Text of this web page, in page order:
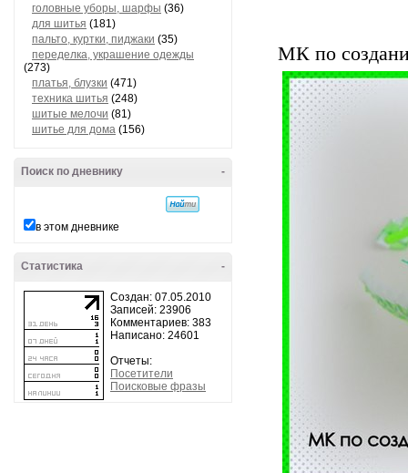
головные уборы, шарфы (36)
для шитья (181)
пальто, куртки, пиджаки (35)
переделка, украшение одежды
(273)
платья, блузки (471)
техника шитья (248)
шитые мелочи (81)
шитье для дома (156)
-
Поиск по дневнику
в этом дневнике
-
Статистика
Создан: 07.05.2010
Записей: 23906
Комментариев: 383
Написано: 24601
Отчеты:
Посетители
Поисковые фразы
МК по